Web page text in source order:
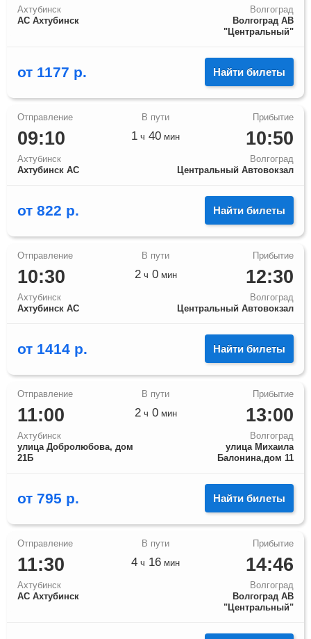
Ахтубинск
АС Ахтубинск
Волгоград
Волгоград АВ
"Центральный"
от 1177 р. Найти билеты
09:10
Ахтубинск
Ахтубинск АС
10:50
Волгоград
Центральный Автовокзал
1 ч 40 мин
от 822 р. Найти билеты
10:30
Ахтубинск
Ахтубинск АС
12:30
Волгоград
Центральный Автовокзал
2ч 0мин
от 1414 р. Найти билеты
11:00
Ахтубинск
улица Добролюбова, дом
21Б
13:00
Волгоград
улица Михаила
Балонина,дом 11
2ч 0мин
от 795 р. Найти билеты
11:30
Ахтубинск
АС Ахтубинск
14:46
Волгоград
Волгоград АВ
"Центральный"
4 ч 16 мин